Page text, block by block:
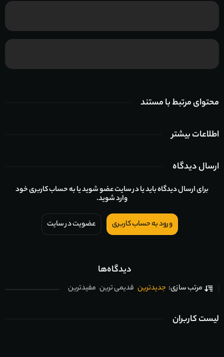
محتوای مرتبط با مستند
اطلاعات بیشتر
ارسال دیدگاه
برای ارسال دیدگاه باید یا در سایت عضو شوید یا به حساب کاربری خود
وارد شوید.
ورود به حساب کاربری عضویت در سایت
دیدگاه‌ها
مرتب سازی: جدیدترین قدیمی ترین مفیدترین
لیست کاربران